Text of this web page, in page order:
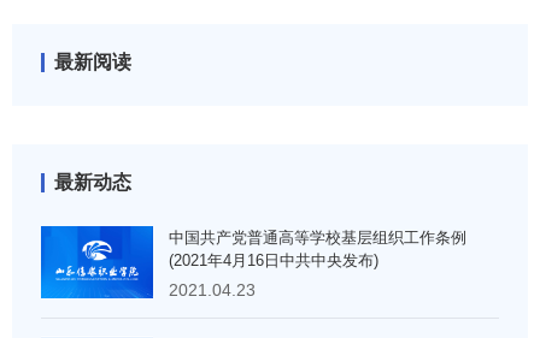
最新阅读
最新动态
中国共产党普通高等学校基层组织工作条例
(2021年4月16日中共中央发布)
2021.04.23